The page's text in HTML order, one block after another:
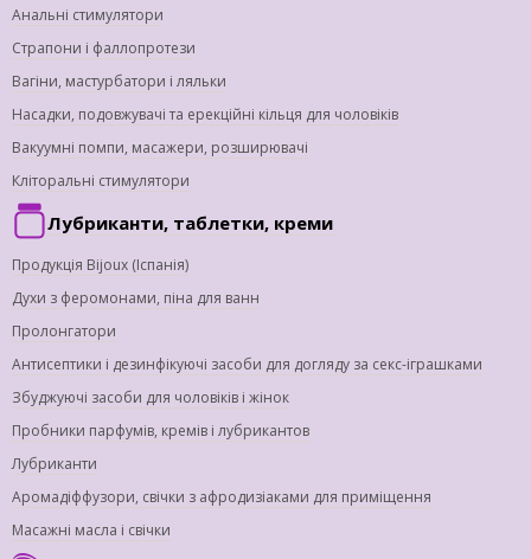
Анальні стимулятори
Страпони і фаллопротези
Вагіни, мастурбатори і ляльки
Насадки, подовжувачі та ерекційні кільця для чоловіків
Вакуумні помпи, масажери, розширювачі
Кліторальні стимулятори
Лубриканти, таблетки, креми
Продукція Bijoux (Іспанія)
Духи з феромонами, піна для ванн
Пролонгатори
Антисептики і дезинфікуючі засоби для догляду за секс-іграшками
Збуджуючі засоби для чоловіків і жінок
Пробники парфумів, кремів і лубрикантов
Лубриканти
Аромадіффузори, свічки з афродизіаками для приміщення
Масажні масла і свічки